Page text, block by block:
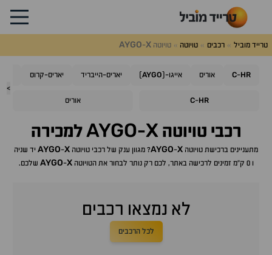
טרייד מוביל רכבים טויוטה טויוטה AYGO-X
>
C-HR אוריס אייגו-(AYGO
) יאריס-הייבריד יאריס-קרוס
C-HR אוריס
רכבי טויוטה AYGO-X למכירה
מתעניינים ברכישת טויוטה AYGO-X ? מגוון ענק של רכבי טויוטה AYGO-X
יד שניה
ו 0 ק"מ זמינים לרכישה באתר, לכם רק נותר לבחור את ה
טויוטה AYGO-X שלכם.
לא נמצאו רכבים
לכל הרכבים